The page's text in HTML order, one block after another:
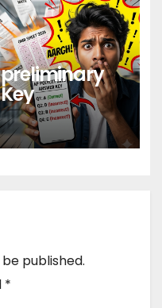
preliminary
published.
*